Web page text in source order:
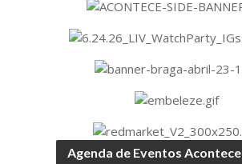
Agenda de Eventos Acontece